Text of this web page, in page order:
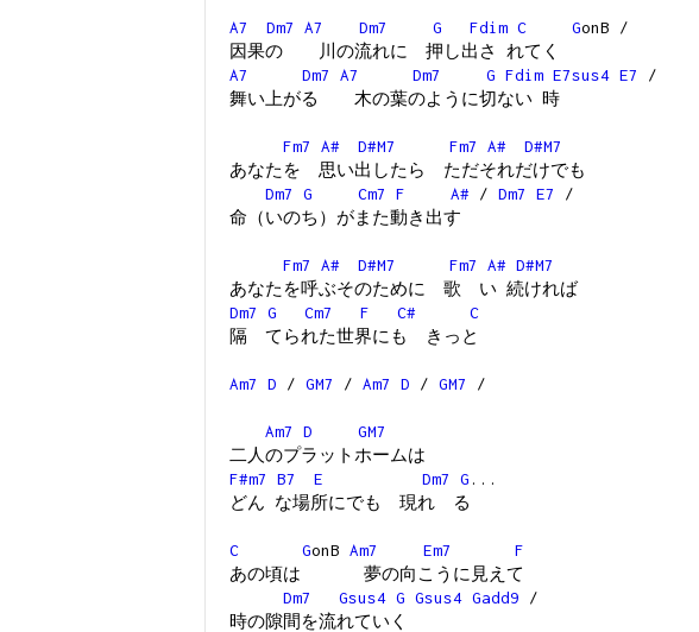
A7 Dm7 A7 Dm7 G Fdim C GonB /
因果の 川の流れに 押し出さ れてく
A7
Dm7 A7 Dm7 G Fdim E7sus4 E7
/
舞い上がる 木の葉のように切ない 時
Fm7 A# D#M7 Fm7 A#
D#M7
あなたを 思い出したら ただそれだけでも
Dm7
G Cm7 F A# / Dm7 E7
/
命（いのち）がまた動き出す
Fm7 A# D#M7 Fm7 A# D#M7
あなたを呼ぶそのために 歌 い 続ければ
Dm7
G Cm7 F C#
C
隔 てられた世界にも きっと
Am7 D / GM7 / Am7 D / GM7 /
Am7 D
GM7
二人のプラットホームは
F#m7
B7 E Dm7 G ...
どん な場所にでも 現れ る
C GonB Am7 Em7
F
あの頃は 夢の向こうに見えて
Dm7
Gsus4 G Gsus4 Gadd9 /
時の隙間を流れていく